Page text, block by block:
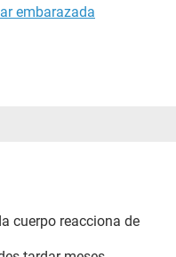
embarazada
cuerpo reacciona de